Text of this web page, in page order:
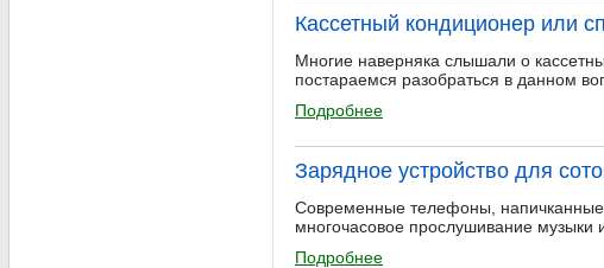
Кассетный кондиционер или
Многие наверняка слышали о
постараемся разобраться в данном
Подробнее
Зарядное устройство для
Современные телефоны,
многочасовое прослушивание музыки
Подробнее